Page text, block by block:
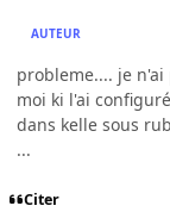
AUTEUR
probleme.... je n'ai
moi ki l'ai
dans kelle sous
...
Citer